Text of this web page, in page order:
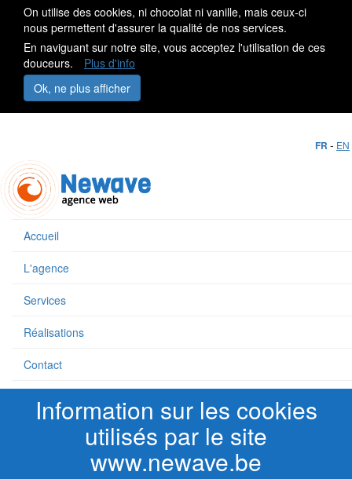
On utilise des cookies, ni chocolat ni vanille, mais ceux-ci
nous permettent d'assurer la qualité de nos services.
En naviguant sur notre site, vous acceptez l'utilisation de ces
douceurs.
Plus d'info
Ok, ne plus afficher
FR - EN
Accueil
L'agence
Services
Réalisations
Contact
Information sur les cookies
utilisés par le site
www.newave.be